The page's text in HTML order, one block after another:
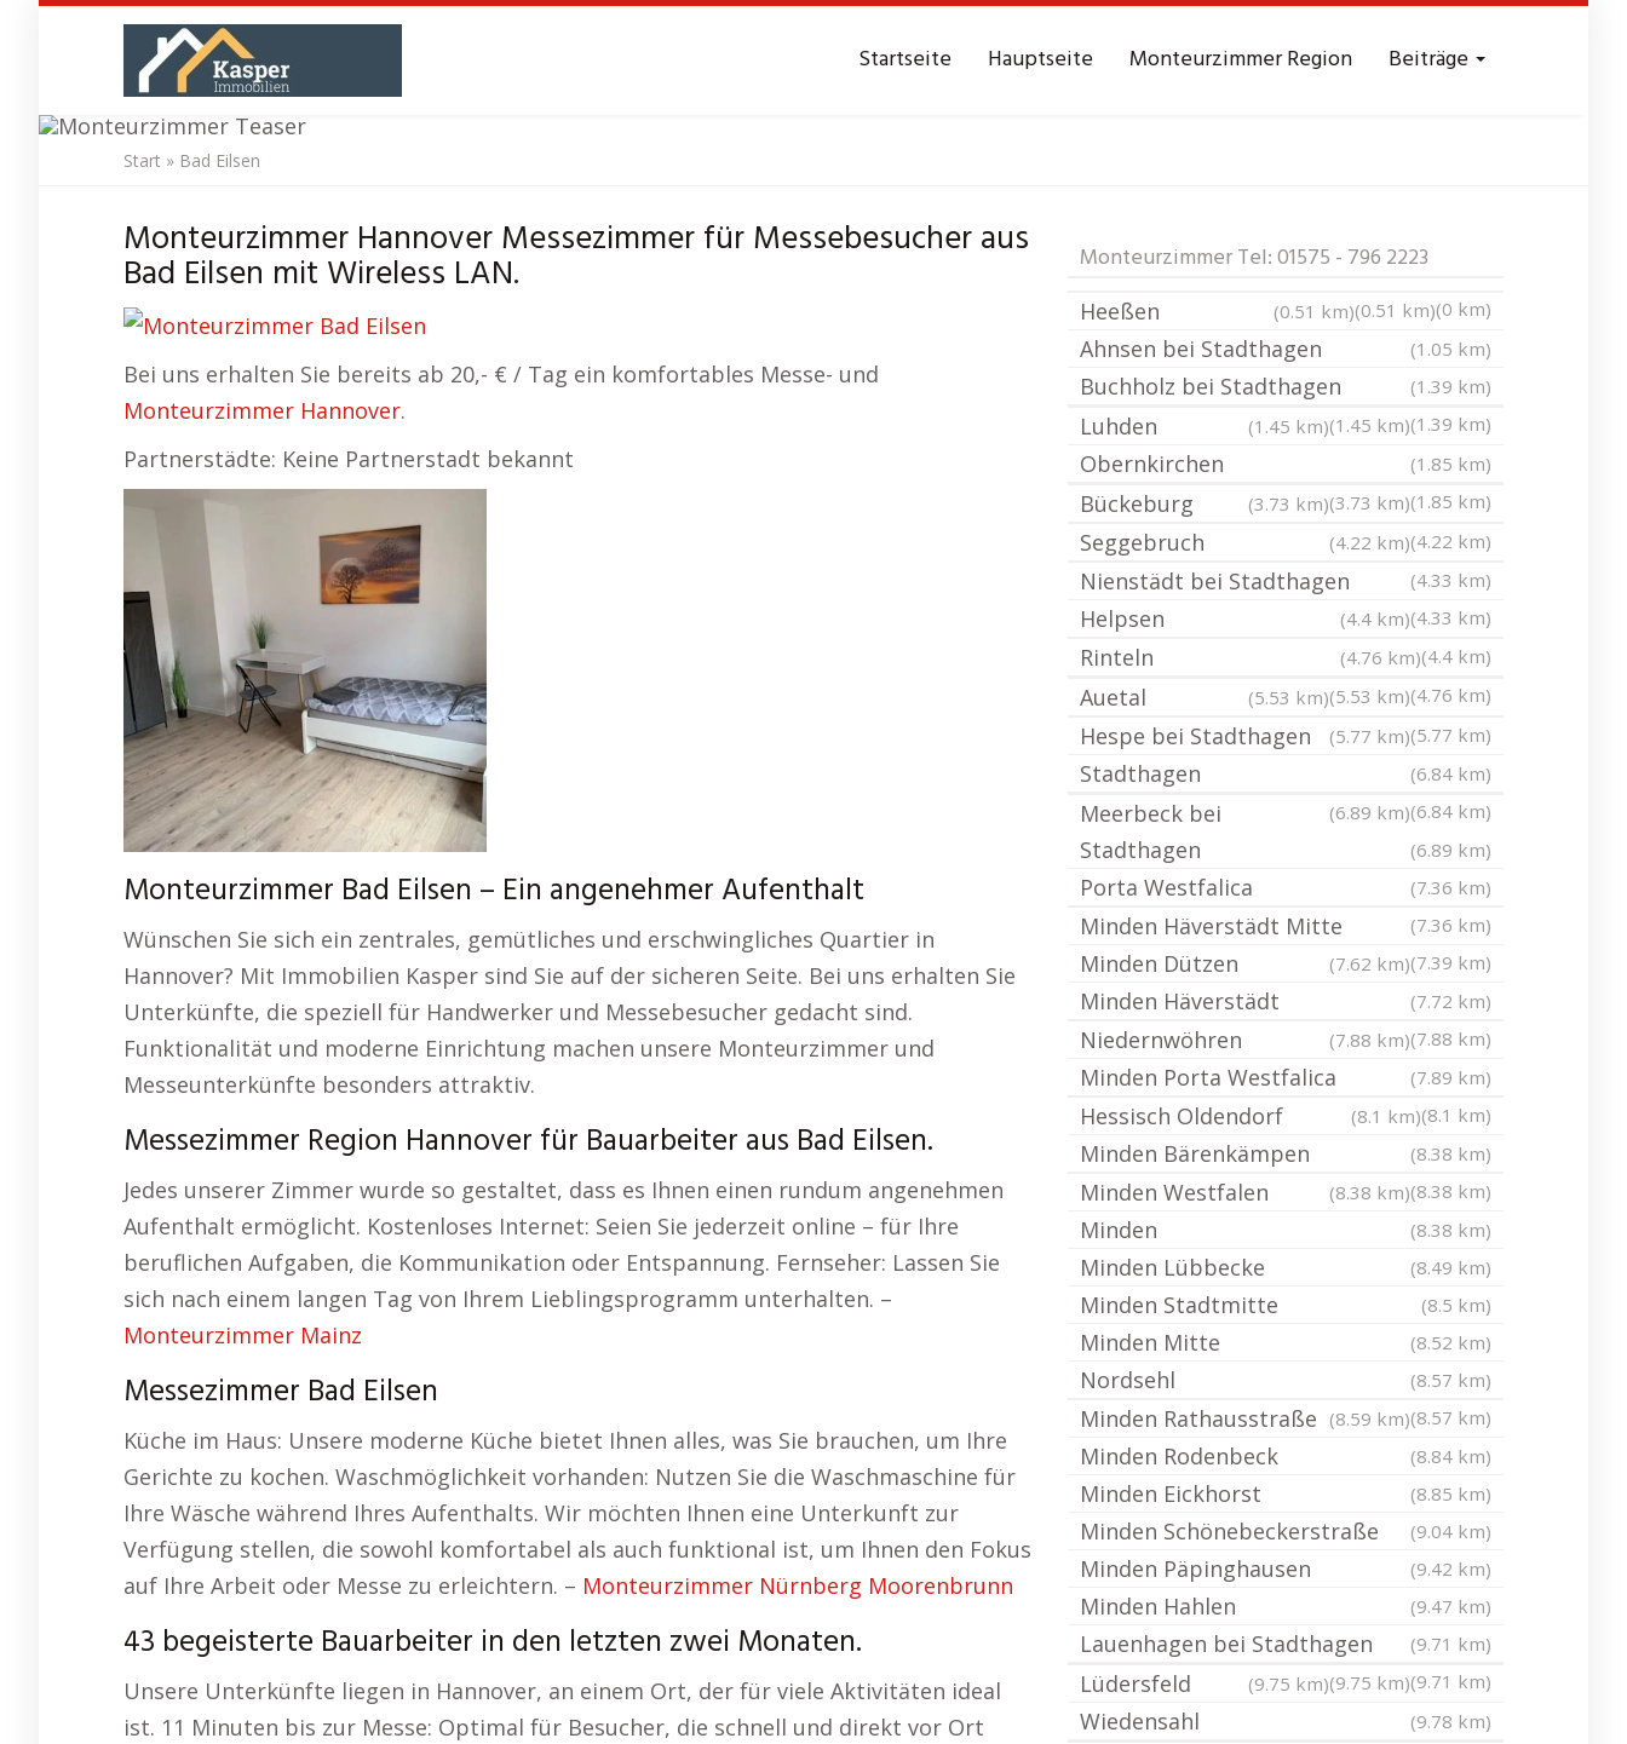
content
Startseite Hauptseite Monteurzimmer Region Beiträge
Monteurzimmer Bad Eilsen Messezimmer
Start » Bad Eilsen
Monteurzimmer Hannover Messezimmer für Messebesucher aus
Bad Eilsen mit Wireless LAN.
Bei uns erhalten Sie bereits ab 20,- € / Tag ein komfortables Messe- und
Monteurzimmer Hannover.
Partnerstädte: Keine Partnerstadt bekannt
Monteurzimmer Bad Eilsen – Ein angenehmer Aufenthalt
Wünschen Sie sich ein zentrales, gemütliches und erschwingliches Quartier in
Hannover? Mit Immobilien Kasper sind Sie auf der sicheren Seite. Bei uns erhalten Sie
Unterkünfte, die speziell für Handwerker und Messebesucher gedacht sind.
Funktionalität und moderne Einrichtung machen unsere Monteurzimmer und
Messeunterkünfte besonders attraktiv.
Messezimmer Region Hannover für Bauarbeiter aus Bad Eilsen.
Jedes unserer Zimmer wurde so gestaltet, dass es Ihnen einen rundum angenehmen
Aufenthalt ermöglicht. Kostenloses Internet: Seien Sie jederzeit online – für Ihre
beruflichen Aufgaben, die Kommunikation oder Entspannung. Fernseher: Lassen Sie
sich nach einem langen Tag von Ihrem Lieblingsprogramm unterhalten. –
Monteurzimmer Mainz
Messezimmer Bad Eilsen
Küche im Haus: Unsere moderne Küche bietet Ihnen alles, was Sie brauchen, um Ihre
Gerichte zu kochen. Waschmöglichkeit vorhanden: Nutzen Sie die Waschmaschine für
Ihre Wäsche während Ihres Aufenthalts. Wir möchten Ihnen eine Unterkunft zur
Verfügung stellen, die sowohl komfortabel als auch funktional ist, um Ihnen den Fokus
auf Ihre Arbeit oder Messe zu erleichtern. – Monteurzimmer Nürnberg Moorenbrunn
43 begeisterte Bauarbeiter in den letzten zwei Monaten.
Unsere Unterkünfte liegen in Hannover, an einem Ort, der für viele Aktivitäten ideal
ist. 11 Minuten bis zur Messe: Optimal für Besucher, die schnell und direkt vor Ort
Monteurzimmer Tel: 01575 - 796 2223
(0 km)
(0.51 km)
Heeßen (0.51 km)
Ahnsen bei Stadthagen (1.05 km)
Buchholz bei Stadthagen
(1.39 km)
(1.39 km)
(1.45 km)
Luhden (1.45 km)
Obernkirchen
(1.85 km)
(1.85 km)
(3.73 km)
Bückeburg
(3.73 km)
(4.22 km)
Seggebruch
(4.22 km)
(4.33 km)
Nienstädt bei Stadthagen
(4.33 km)
Helpsen
(4.4 km)
(4.4 km)
Rinteln
(4.76 km)
(4.76 km)
(5.53 km)
Auetal
(5.53 km)
(5.77 km)
Hespe bei Stadthagen (5.77 km)
Stadthagen
(6.84 km)
(6.84 km)
(6.89 km)
Meerbeck bei
Stadthagen
(6.89 km)
Porta Westfalica
(7.36 km)
(7.36 km)
Minden Häverstädt Mitte
(7.39 km)
Minden Dützen (7.62 km)
Minden Häverstädt
(7.72 km)
(7.88 km)
Niedernwöhren (7.88 km)
Minden Porta Westfalica
(7.89 km)
(8.1 km)
Hessisch Oldendorf (8.1 km)
Minden Bärenkämpen
(8.38 km)
(8.38 km)
Minden Westfalen (8.38 km)
Minden (8.38 km)
Minden Lübbecke (8.49 km)
Minden Stadtmitte (8.5 km)
Minden Mitte (8.52 km)
Nordsehl
(8.57 km)
(8.57 km)
Minden Rathausstraße (8.59 km)
Minden Rodenbeck (8.84 km)
Minden Eickhorst (8.85 km)
Minden Schönebeckerstraße (9.04 km)
Minden Päpinghausen (9.42 km)
Minden Hahlen (9.47 km)
Lauenhagen bei Stadthagen
(9.71 km)
(9.71 km)
(9.75 km)
Lüdersfeld (9.75 km)
Wiedensahl
(9.78 km)